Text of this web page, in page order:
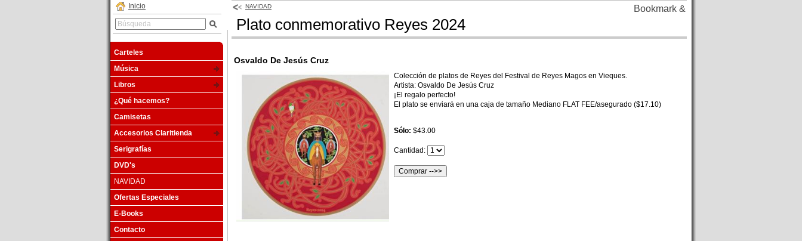
Inicio
Carteles
Música
Libros
¿Qué hacemos?
Camisetas
Accesorios Claritienda
Serigrafías
DVD's
NAVIDAD
Ofertas Especiales
E-Books
Contacto
NAVIDAD
Plato conmemorativo Reyes 2024
Osvaldo De Jesús Cruz
Colección de platos de Reyes del Festival de Reyes Magos en Vieques.
Artista: Osvaldo De Jesús Cruz
¡El regalo perfecto!
El plato se enviará en una caja de tamaño Mediano FLAT FEE/asegurado ($17.10)
Sólo: $43.00
Cantidad: